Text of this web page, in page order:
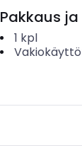
Pakkaus
1 kpl